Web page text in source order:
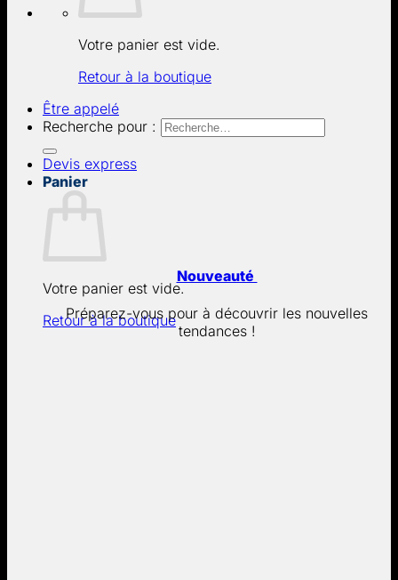
Votre panier est vide.
Retour à la boutique
Être appelé
Recherche pour :
Devis express
Panier
Votre panier est vide.
Retour à la boutique
Nouveauté
Préparez-vous pour à découvrir les nouvelles
tendances !